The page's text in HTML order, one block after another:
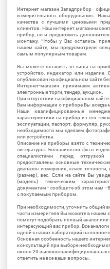
Интернет магазин Западприбор -
измерительного оборудования.
качества с лучшими ценовыми
клиентов. Наш интернет
прибор, но и предложить
монтажу. Чтобы у Вас остались
нашем сайте, мы предусмотрели
самым популярным товарам.
Вы можете оставить отзывы на
устройство, индикатор или
опубликован на официальном сайте
Интернет-магазин принимаем
электронные торги, тендер, аукцион.
При отсутствии на официальном
Вам информации о приборе Вы
Наши квалифицированные
характеристики на прибор из его
эксплуатации, паспорт, формуляр,
необходимости мы сделаем
или устройства.
Описание на приборы взято с
литературы. Большинство фото
специалистами перед
предоставлены основные
диапазон измерения, класс
(размер), вес. Если на сайте Вы
(модель) техническим
документам - сообщите об этом нам -
с покупаемым прибором.
При необходимости, уточнить общий
части измерителя Вы можете в нашем
помогут подобрать полный аналог
интересующий вас прибор. Все
одной с наших лабораторий на полное
Основная особенность нашего
консультаций при выборе
около 20 высококвалифицированных
ответить на все ваши вопросы.